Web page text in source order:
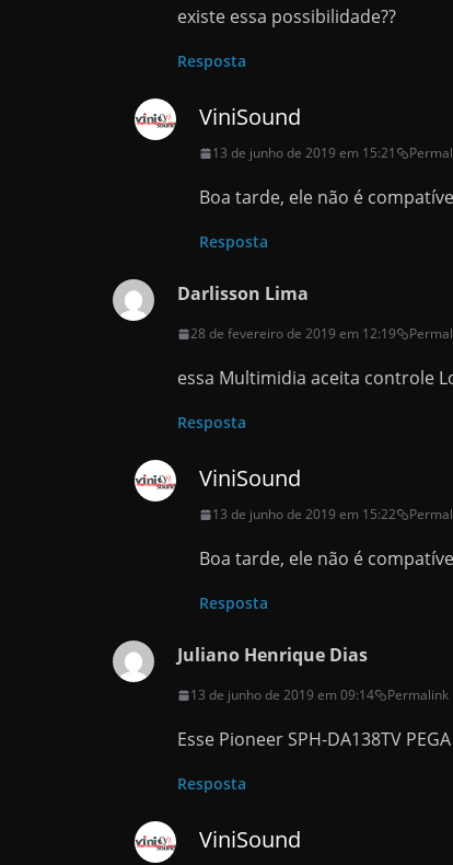
existe essa possibilidade??
Resposta
ViniSound
13 de junho de 2019 em 15:21
Boa tarde, ele não é
Resposta
Darlisson Lima
28 de fevereiro de 2019 em 12:19
essa Multimidia aceita controle
Resposta
ViniSound
13 de junho de 2019 em 15:22
Boa tarde, ele não é
Resposta
Juliano Henrique Dias
13 de junho de 2019 em 09:14 Permalink
Esse Pioneer SPH-DA138TV
Resposta
ViniSound